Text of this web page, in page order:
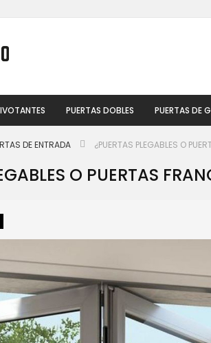
PUERTAS DOBLES PUERTAS DE
DE ENTRADA ¿PUERTAS PLEGABLES O
O PUERTAS